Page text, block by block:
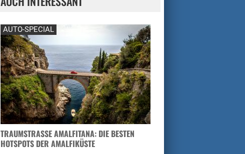
AUTO-SPECIAL
TRAUMSTRASSE AMALFITANA: DIE BESTEN H
OTSPOTS DER AMALFIKÜSTE